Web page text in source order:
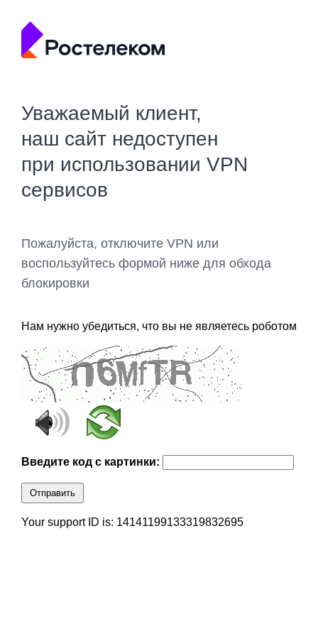
Уважаемый клиент,
наш сайт недоступен
при использовании VPN
сервисов
Пожалуйста, отключите VPN или
воспользуйтесь формой ниже для обхода
блокировки
Нам нужно убедиться, что вы не являетесь роботом
Введите код с картинки:
Отправить
Your support ID is: 14141199133319832695